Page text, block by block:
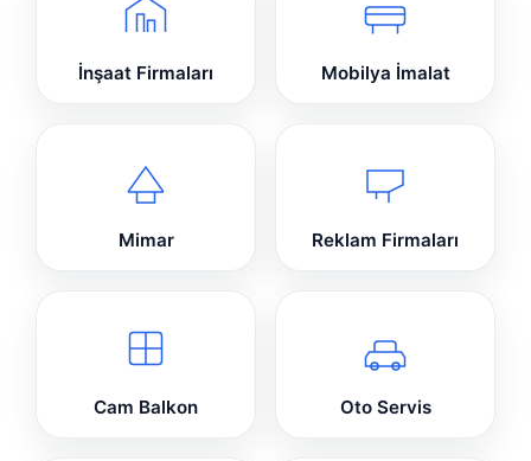
İnşaat Firmaları Mobilya İmalat
Mimar Reklam Firmaları
Cam Balkon Oto Servis